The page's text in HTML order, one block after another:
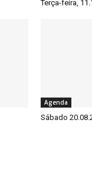
Terça-feira,
Agenda
Sábado